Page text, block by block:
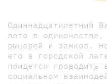
Одиннадцатилетний
лето в одиночестве,
рыцарей и замков.
его в городской
придется проводить
социальном